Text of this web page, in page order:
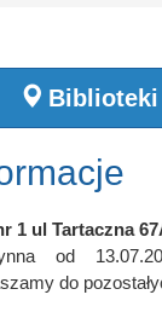
1 ul Tartaczna
od
do